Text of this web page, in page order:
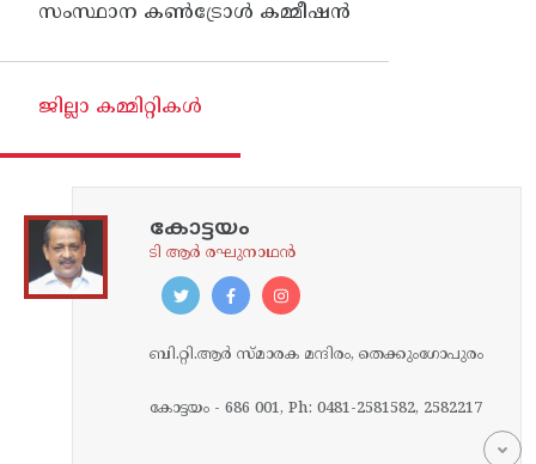
സംസ്ഥാന കണ്‍ട്രോള്‍ കമ്മീഷന്‍
ജില്ലാ കമ്മിറ്റികൾ
കോട്ടയം
ടി ആർ രഘുനാഥൻ
ബി.റ്റി.ആര്‍ സ്മാരക മന്ദിരം, തെക്കുംഗോപുരം
കോട്ടയം - 686 001, Ph: 0481-2581582, 2582217